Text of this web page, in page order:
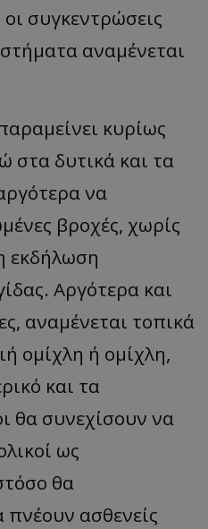
συγκεντρώσεις
αναμένεται
κυρίως
στα δυτικά και τα
να
βροχές, χωρίς
εκδήλωση
Αργότερα και
αναμένεται τοπικά
ομίχλη ή ομίχλη,
και τα
θα συνεχίσουν να
ως
θα
πνέουν ασθενείς